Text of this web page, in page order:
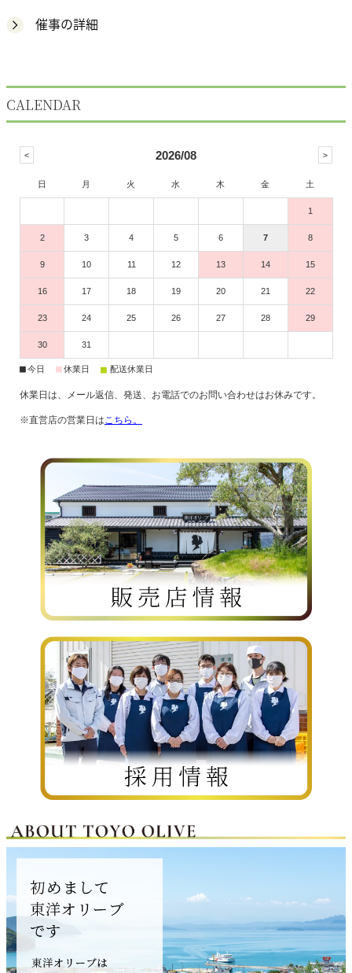
催事の詳細
CALENDAR
2026/08
日 月 火 水 木 金 土
1
2 3 4 5 6 7 8
9 10 11 12 13 14 15
16 17 18 19 20 21 22
23 24 25 26 27 28 29
30 31
■今日 ■休業日 ■ 配送休業日
休業日は、メール返信、発送、お電話でのお問い合わせはお休みです。
※直営店の営業日は こちら。